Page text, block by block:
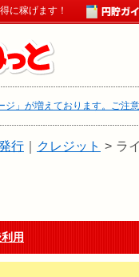
に稼げます！
ジ」が増えております。ご注
行 クレジット > ラ
用